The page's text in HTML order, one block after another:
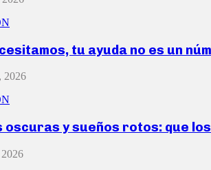
tu ayuda no es un
2026
oscuras y sueños rotos: que